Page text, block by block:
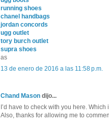
running shoes
chanel handbags
jordan concords
ugg outlet
tory burch outlet
supra shoes
as
13 de enero de 2016 a las 11:58 p.m.
Chand Mason dijo...
I’d have to check with you here.
Also, thanks for allowing me to